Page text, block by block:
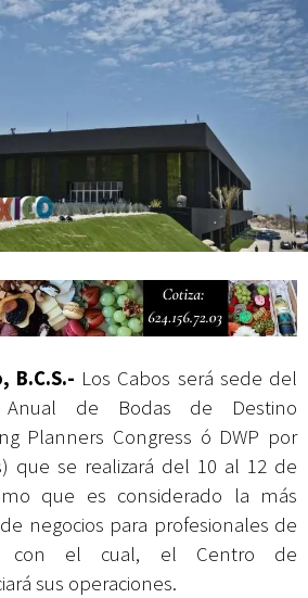
de Los Cabos planteamientos de Antorcha
B.C.S.- Los Cabos será sede del
Anual de Bodas de Destino
Planners Congress ó DWP por
que se realizará del 10 al 12 de
que es considerado la más
negocios para profesionales de
con el cual, el Centro de
sus operaciones.